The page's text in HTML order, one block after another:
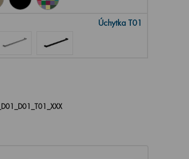
Úchytka T01